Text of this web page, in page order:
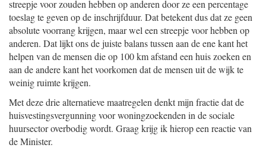
streepje voor zouden hebben op anderen door ze een percentage
toeslag te geven op de inschrijfduur. Dat betekent dus dat ze geen
absolute voorrang krijgen, maar wel een streepje voor hebben op
anderen. Dat lijkt ons de juiste balans tussen aan de ene kant het
helpen van de mensen die op 100 km afstand een huis zoeken en
aan de andere kant het voorkomen dat de mensen uit de wijk te
weinig ruimte krijgen.
Met deze drie alternatieve maatregelen denkt mijn fractie dat de
huisvestingsvergunning voor woningzoekenden in de sociale
huursector overbodig wordt. Graag krijg ik hierop een reactie van
de Minister.